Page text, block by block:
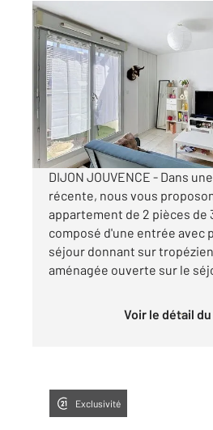
DIJON 21
39,34 m2, 2 pièces
Ref : 49017
Appartement T2 à louer
630 €
par mois charges comprises
DIJON JOUVENCE - Dans
récente, nous vous
appartement de 2 pièces de
composé d'une entrée avec
séjour donnant sur
aménagée ouverte sur le
Voir le détail
Exclusivité